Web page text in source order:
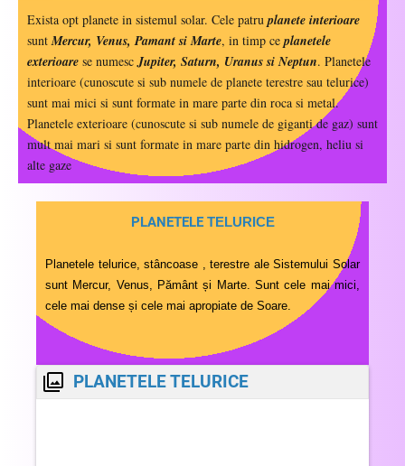
Exista opt planete in sistemul solar. Cele patru planete interioare
sunt Mercur, Venus, Pamant si Marte, in timp ce planetele
exterioare se numesc Jupiter, Saturn, Uranus si Neptun. Planetele
interioare (cunoscute si sub numele de planete terestre sau telurice)
sunt mai mici si sunt formate in mare parte din roca si metal.
Planetele exterioare (cunoscute si sub numele de giganti de gaz) sunt
mult mai mari si sunt formate in mare parte din hidrogen, heliu si
alte gaze
PLANETELE TELURICE
Planetele telurice, stâncoase , terestre ale Sistemului Solar
sunt Mercur, Venus, Pământ și Marte. Sunt cele mai mici,
cele mai dense și cele mai apropiate de Soare.
PLANETELE TELURICE